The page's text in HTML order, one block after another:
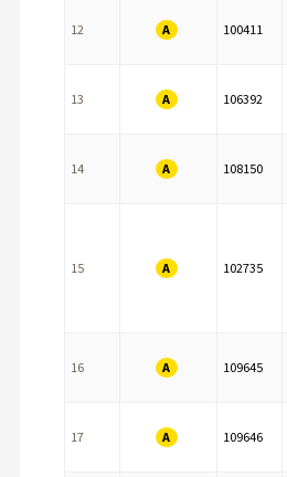
12 A 100411
13 A 106392
14 A 108150
15 A 102735
16 A 109645
17 A 109646